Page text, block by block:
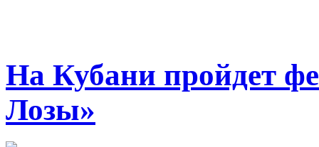
На Кубани пройдет
Лозы»